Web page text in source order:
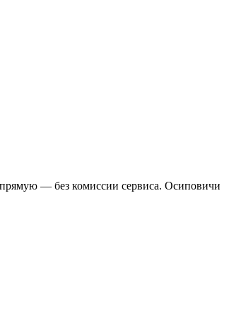
— без комиссии сервиса. Осиповичи